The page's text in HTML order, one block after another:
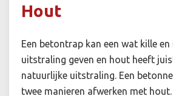
Hout
Een betontrap kan een wat kille
uitstraling geven en hout heeft
natuurlijke uitstraling. Een
twee manieren afwerken met hout.